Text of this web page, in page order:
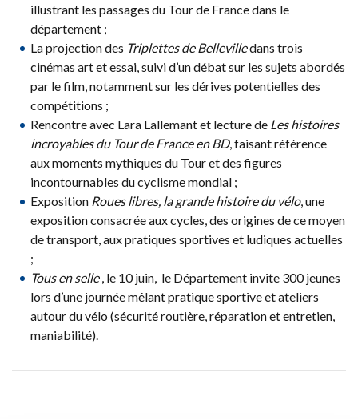
illustrant les passages du Tour de France dans le
département ;
La projection des Triplettes de Bellevilledans trois
cinémas art et essai, suivi d’un débat sur les sujets abordés
par le film, notamment sur les dérives potentielles des
compétitions ;
Rencontre avec Lara Lallemant et lecture de Les histoires
incroyables du Tour de France en BD, faisant référence
aux moments mythiques du Tour et des figures
incontournables du cyclisme mondial ;
Exposition Roues libres, la grande histoire du vélo, une
exposition consacrée aux cycles, des origines de ce moyen
de transport, aux pratiques sportives et ludiques actuelles
;
Tous en selle, le 10 juin, le Département invite 300 jeunes
lors d’une journée mêlant pratique sportive et ateliers
autour du vélo (sécurité routière, réparation et entretien,
maniabilité).